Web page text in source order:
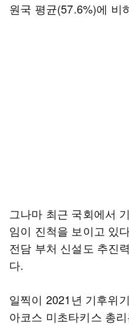
원국 평균(57.6%)에 비
그나마 최근 국회에서
임이 진척을 보이고 있
전담 부처 신설도 추진
다.
일찍이 2021년 기후위
아코스 미초타키스 총